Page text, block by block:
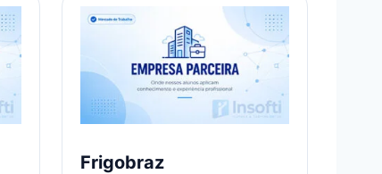
Frigobraz